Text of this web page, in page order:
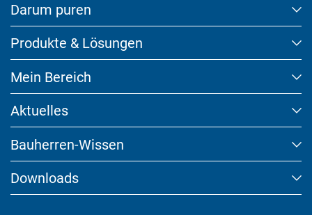
Darum puren
Produkte & Lösungen
Mein Bereich
Aktuelles
Bauherren-Wissen
Downloads